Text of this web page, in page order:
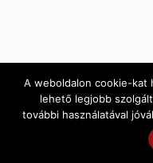
A nap ábrája
Kategória cikkek
A weboldalon cookie-kat
lehető legjobb
további használatával